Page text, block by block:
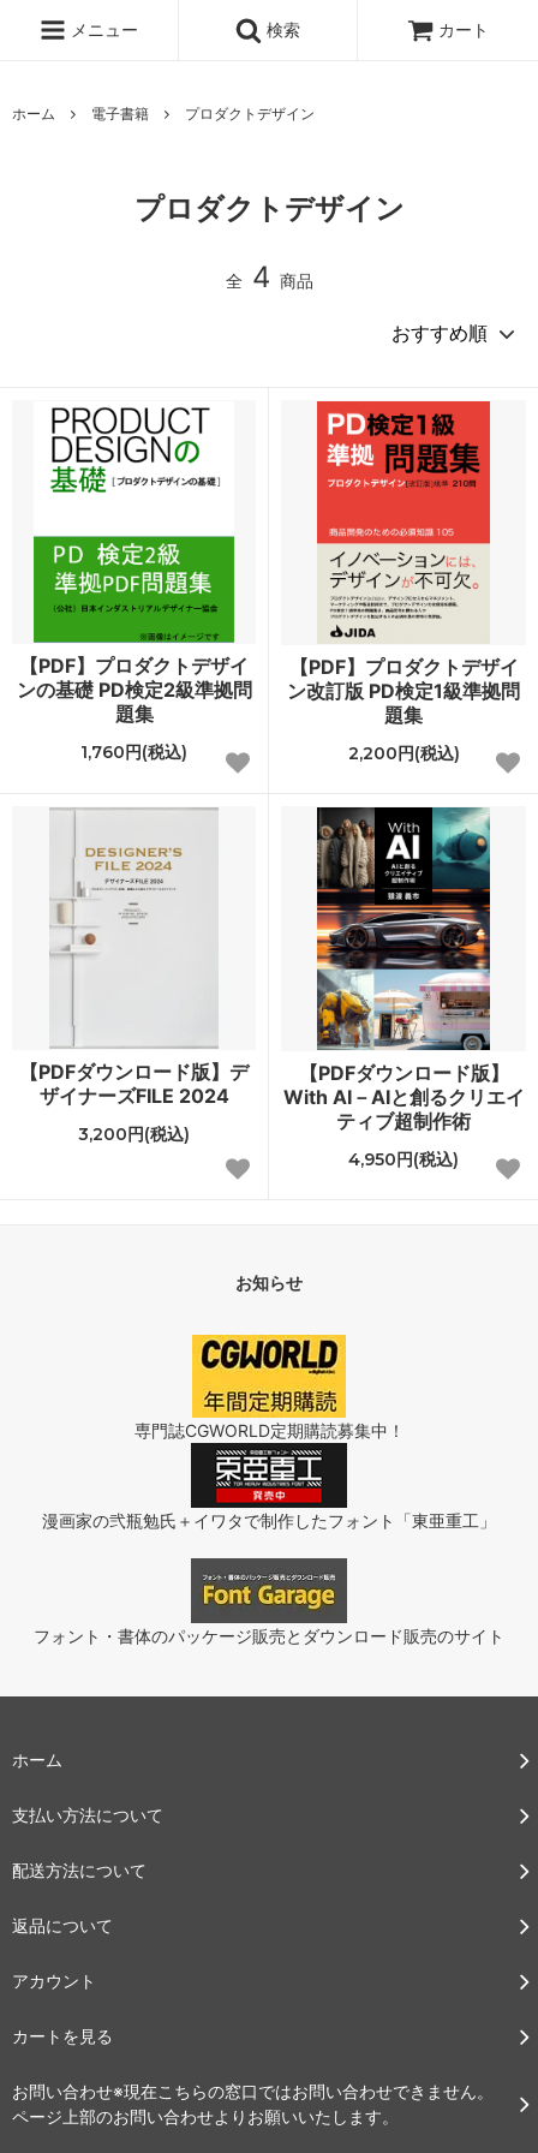
メニュー 検索 カート
ホーム 電子書籍 プロダクトデザイン
プロダクトデザイン
全 4 商品
【PDF】プロダクトデザイ
ンの基礎 PD検定2級準拠問
題集
1,760円(税込)
【PDF】プロダクトデザイ
ン改訂版 PD検定1級準拠問
題集
2,200円(税込)
【PDFダウンロード版】デ
ザイナーズFILE 2024
3,200円(税込)
【PDFダウンロード版】
With AI－AIと創るクリエイ
ティブ超制作術
4,950円(税込)
お知らせ
専門誌CGWORLD定期購読募集中！
漫画家の弐瓶勉氏＋イワタで制作したフォント「東亜重工」
フォント・書体のパッケージ販売とダウンロード販売のサイト
ホーム
支払い方法について
配送方法について
返品について
アカウント
カートを見る
お問い合わせ※現在こちらの窓口ではお問い合わせできません。
ページ上部のお問い合わせよりお願いいたします。